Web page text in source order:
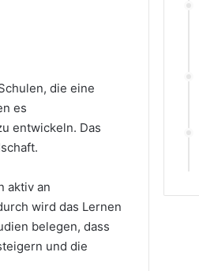
die eine
es
entwickeln. Das
aktiv an
wird das Lernen
belegen, dass
und die